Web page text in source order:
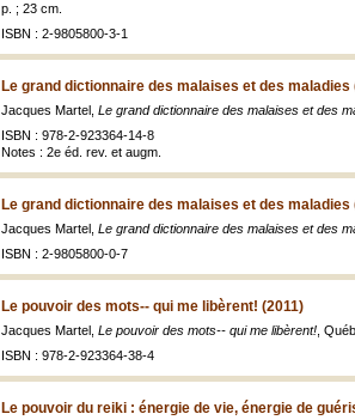
p. ; 23 cm.
ISBN : 2-9805800-3-1
Le grand dictionnaire des malaises et des maladies
Jacques Martel, Le grand dictionnaire des malaises et des
ISBN : 978-2-923364-14-8
Notes : 2e éd. rev. et augm.
Le grand dictionnaire des malaises et des maladies
Jacques Martel, Le grand dictionnaire des malaises et des
ISBN : 2-9805800-0-7
Le pouvoir des mots-- qui me libèrent! (2011)
Jacques Martel, Le pouvoir des mots-- qui me libèrent! ,
ISBN : 978-2-923364-38-4
Le pouvoir du reiki : énergie de vie, énergie de